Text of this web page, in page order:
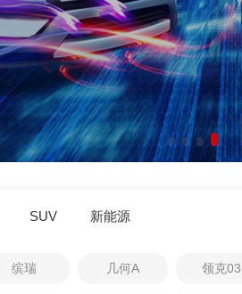
SUV 新能源
缤瑞 几何A 领克03
3